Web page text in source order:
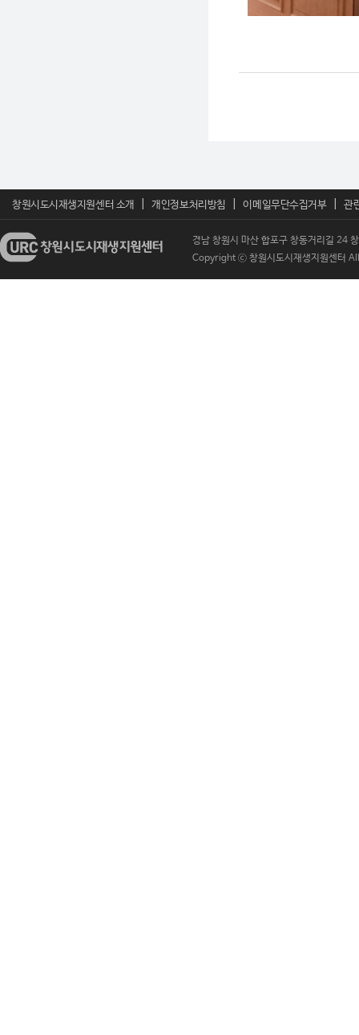
창원시도시재생지원센터 소개 개인정보처리방침 이메일무단수집거부 관
경남 창원시 마산 합포구 창동거리길
Copyright ⓒ 창원시도시재생지원센터